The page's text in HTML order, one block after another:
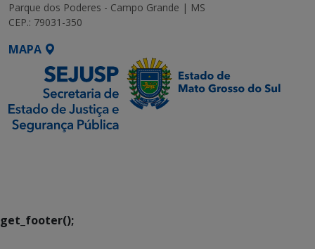
Parque dos Poderes - Campo Grande | MS
CEP.: 79031-350
MAPA
get_footer();